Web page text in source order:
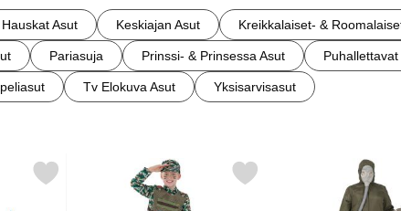
Hauskat Asut Keskiajan Asut Kreikkalaiset- &
Pariasuja Prinssi- & Prinsessa Asut
Tv Elokuva Asut Yksisarvisasut
Sininen Naamiaisasu suosikiksi
Merkitse sotilas Naamiaisasu Naamiointi Lapsille
Merkitse